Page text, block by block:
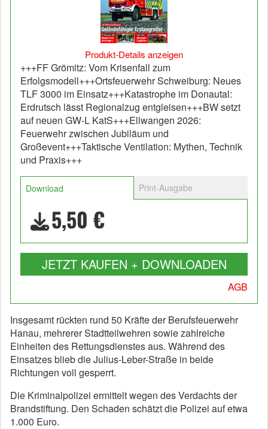
Produkt-Details anzeigen
+++FF Grömitz: Vom Krisenfall zum
Erfolgsmodell+++Ortsfeuerwehr Schweiburg: Neues
TLF 3000 im Einsatz+++Katastrophe im Donautal:
Erdrutsch lässt Regionalzug entgleisen+++BW setzt
auf neuen GW-L KatS+++Ellwangen 2026:
Feuerwehr zwischen Jubiläum und
Großevent+++Taktische Ventilation: Mythen, Technik
und Praxis+++
Download Print-Ausgabe
5,50 €
JETZT KAUFEN + DOWNLOADEN
AGB
Insgesamt rückten rund 50 Kräfte der Berufsfeuerwehr
Hanau, mehrerer Stadtteilwehren sowie zahlreiche
Einheiten des Rettungsdienstes aus. Während des
Einsatzes blieb die Julius-Leber-Straße in beide
Richtungen voll gesperrt.
Die Kriminalpolizei ermittelt wegen des Verdachts der
Brandstiftung. Den Schaden schätzt die Polizei auf etwa
1.000 Euro.